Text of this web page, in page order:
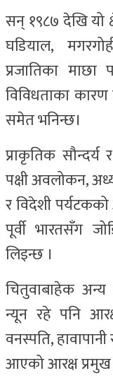
सन् १९८७ देखि यो
घडियाल,
प्रजातिका माछा
विविधताका कारण
समेत भनिन्छ।
प्राकृतिक
पक्षी अवलोकन,
र विदेशी
पूर्वी भारतसँग
लिइन्छ ।
चितुवाबाहेक
न्यून रहे पनि
वनस्पति,
आएको आरक्ष